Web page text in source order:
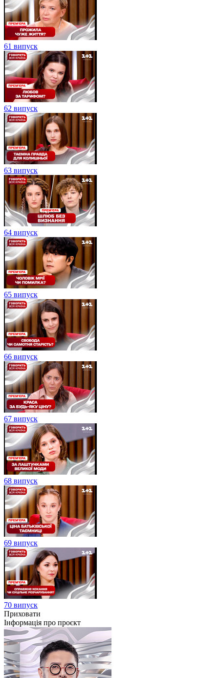
61 випуск
62 випуск
63 випуск
64 випуск
65 випуск
66 випуск
67 випуск
68 випуск
69 випуск
70 випуск
Приховати
Інформація про проєкт